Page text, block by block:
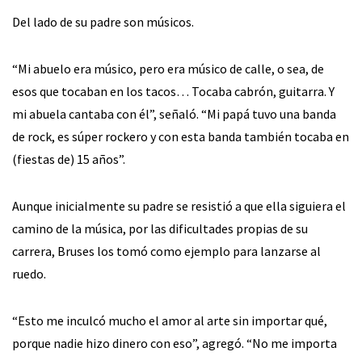
Del lado de su padre son músicos.
“Mi abuelo era músico, pero era músico de calle, o sea, de
esos que tocaban en los tacos… Tocaba cabrón, guitarra. Y
mi abuela cantaba con él”, señaló. “Mi papá tuvo una banda
de rock, es súper rockero y con esta banda también tocaba en
(fiestas de) 15 años”.
Aunque inicialmente su padre se resistió a que ella siguiera el
camino de la música, por las dificultades propias de su
carrera, Bruses los tomó como ejemplo para lanzarse al
ruedo.
“Esto me inculcó mucho el amor al arte sin importar qué,
porque nadie hizo dinero con eso”, agregó. “No me importa